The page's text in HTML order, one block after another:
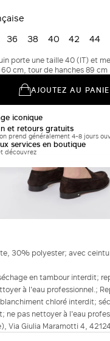
36 38 40 42 44
porte une taille 40 (IT) et
cm, tour de hanches 89 cm
AJOUTEZ AU
iconique
et retours gratuits
prend généralement 4-8 jours
services en boutique
découvrez
30% polyester; avec
en tambour interdit;
à l'eau professionnel.;
chloré interdit;
pas nettoyer à l'eau
Via Giulia Maramotti 4,